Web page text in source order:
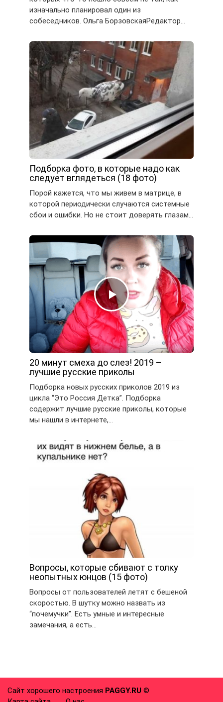
изначально планировал один из
собеседников. Ольга БорзовскаяРедактор…
Подборка фото, в которые надо как
следует вглядеться (18 фото)
Порой кажется, что мы живем в матрице, в
которой периодически случаются системные
сбои и ошибки. Но не стоит доверять глазам…
20 минут смеха до слез! 2019 –
лучшие русские приколы
Подборка новых русских приколов 2019 из
цикла “Это Россия Детка”. Подборка
содержит лучшие русские приколы, которые
мы нашли в интернете,…
Вопросы, которые сбивают с толку
неопытных юнцов (15 фото)
Вопросы от пользователей летят с бешеной
скоростью. В шутку можно назвать из
“почемучки”. Есть умные и интересные
замечания, а есть…
Сайт хорошего настроения PAGGY.RU ©